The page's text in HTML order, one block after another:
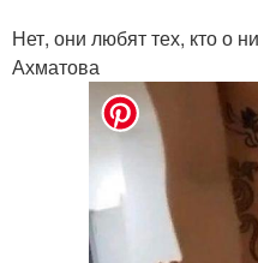
Нет, они любят тех, кто о
Ахматова